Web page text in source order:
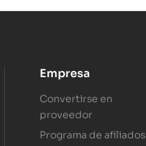
Empresa
Convertirse en
proveedor
Programa de afiliados